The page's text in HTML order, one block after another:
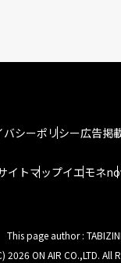
バシーポリシー広告掲
イトマップイエモネ
This page author :
2026 ON AIR CO.,LTD. All